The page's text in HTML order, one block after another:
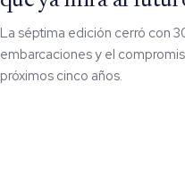
La séptima edición cerró con
embarcaciones y el
próximos cinco años.